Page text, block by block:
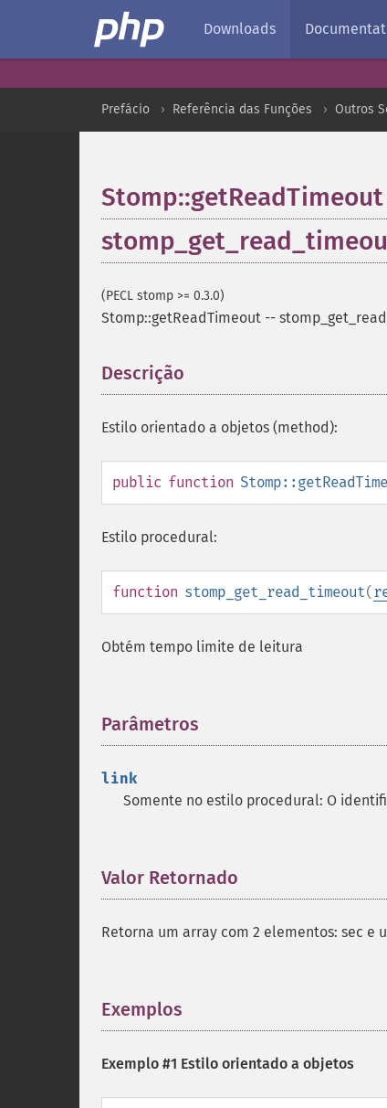
Downloads
Prefácio Referência das Funções Outros
Stomp::getReadTimeout
(PECL stomp >= 0.3.0)
Stomp::getReadTimeout --
Descrição
Estilo orientado a objetos (method):
public function
Estilo procedural:
function stomp_get_read_timeout(
Obtém tempo limite de leitura
Parâmetros
link
Somente no estilo procedural: O
Valor Retornado
Retorna um array com 2 elementos: sec e
Exemplos
Exemplo #1 Estilo orientado a objetos